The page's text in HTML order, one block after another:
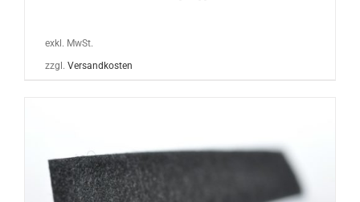
exkl. MwSt.
zzgl. Versandkosten